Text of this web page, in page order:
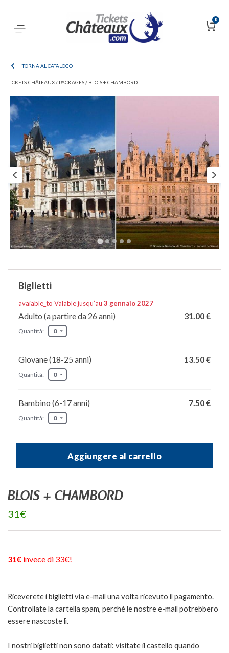
0
TORNA AL CATALOGO
TICKETS-CHÂTEAUX / PACKAGES / BLOIS + CHAMBORD
Biglietti
avaiable_to Valable jusqu’au 3 gennaio 2027
Adulto (a partire da 26 anni) 31.00 €
Quantità:
Giovane (18-25 anni) 13.50 €
Quantità:
Bambino (6-17 anni) 7.50 €
Quantità:
Aggiungere al carrello
BLOIS + CHAMBORD
31€
31€ invece di 33€!
Riceverete i biglietti via e-mail una volta ricevuto il pagamento.
Controllate la cartella spam, perché le nostre e-mail potrebbero
essere nascoste lì.
I nostri biglietti non sono datati: visitate il castello quando